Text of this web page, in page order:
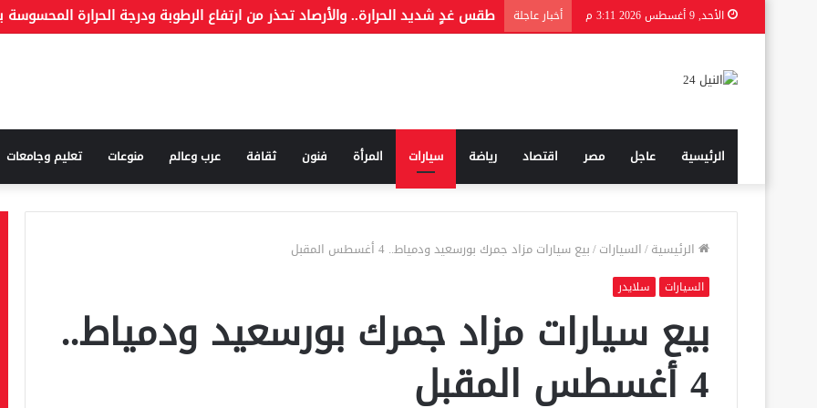
الأحد, 9 أغسطس 2026 3:11 م أخبار عاجلة من هي الحقيقة وما هو الكذب
الرئيسية عاجل مصر اقتصاد رياضة سيارات المرأة فنون ثقافة عرب وعالم منوعات تعليم وجامعات
الرئيسية/السيارات/بيع سيارات مزاد جمرك بورسعيد ودمياط.. 4 أغسطس المقبل
السيارات سلايدر
بيع سيارات مزاد جمرك بورسعيد ودمياط..
4 أغسطس المقبل